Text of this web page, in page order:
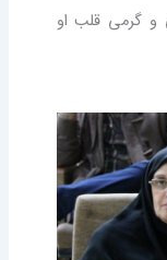
گرمی قلب او